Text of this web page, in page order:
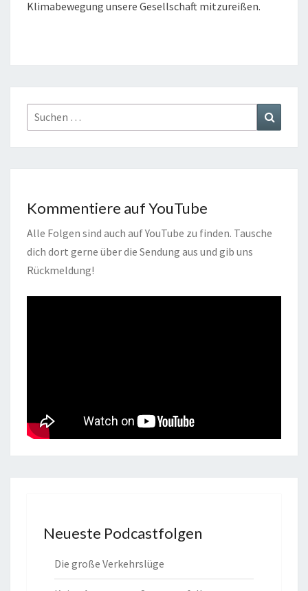
Klimabewegung unsere Gesellschaft mitzureißen.
Suchen
nach:
Kommentiere auf YouTube
Alle Folgen sind auch auf YouTube zu finden. Tausche
dich dort gerne über die Sendung aus und gib uns
Rückmeldung!
Neueste Podcastfolgen
Die große Verkehrslüge